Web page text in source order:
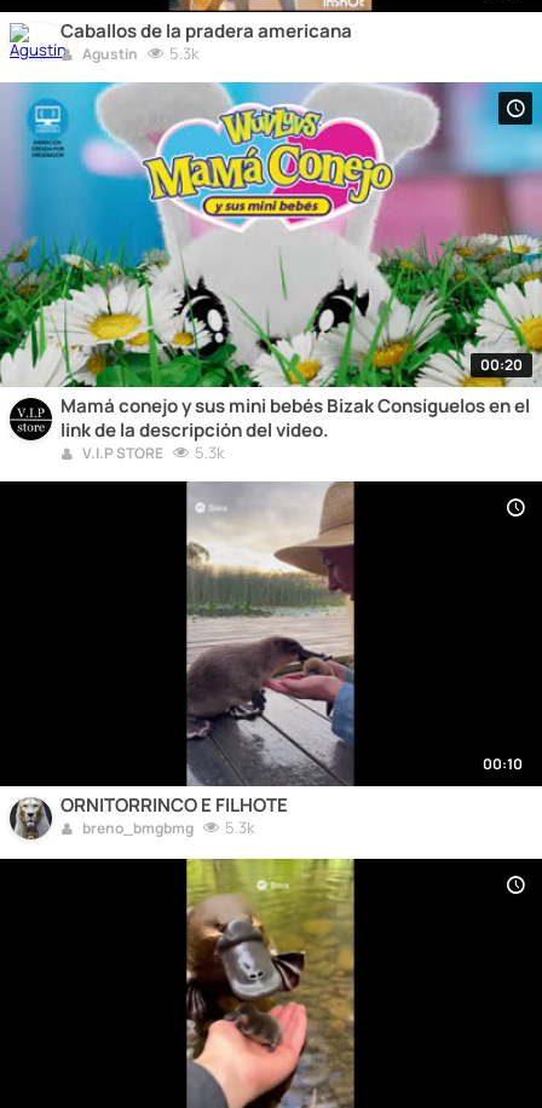
Caballos de la pradera americana
Agustín 5.3k
00:20
Mamá conejo y sus mini bebés Bizak Consíguelos en el
link de la descripción del video.
V.I.P STORE 5.3k
00:10
ORNITORRINCO E FILHOTE
breno_bmgbmg 5.3k